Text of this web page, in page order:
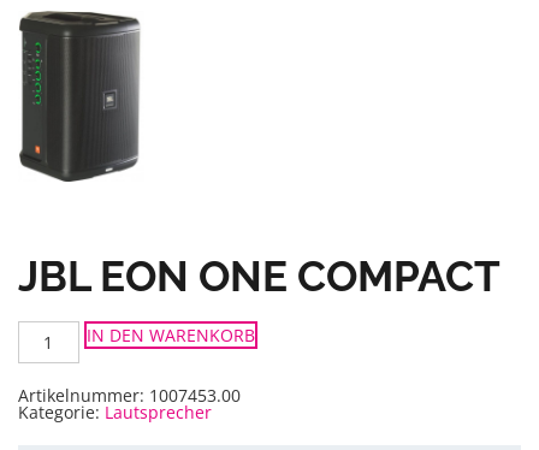
JBL EON ONE COMPACT
JBL
EON
One
Menge
IN DEN WARENKORB
Artikelnummer: 1007453.00
Kategorie: Lautsprecher